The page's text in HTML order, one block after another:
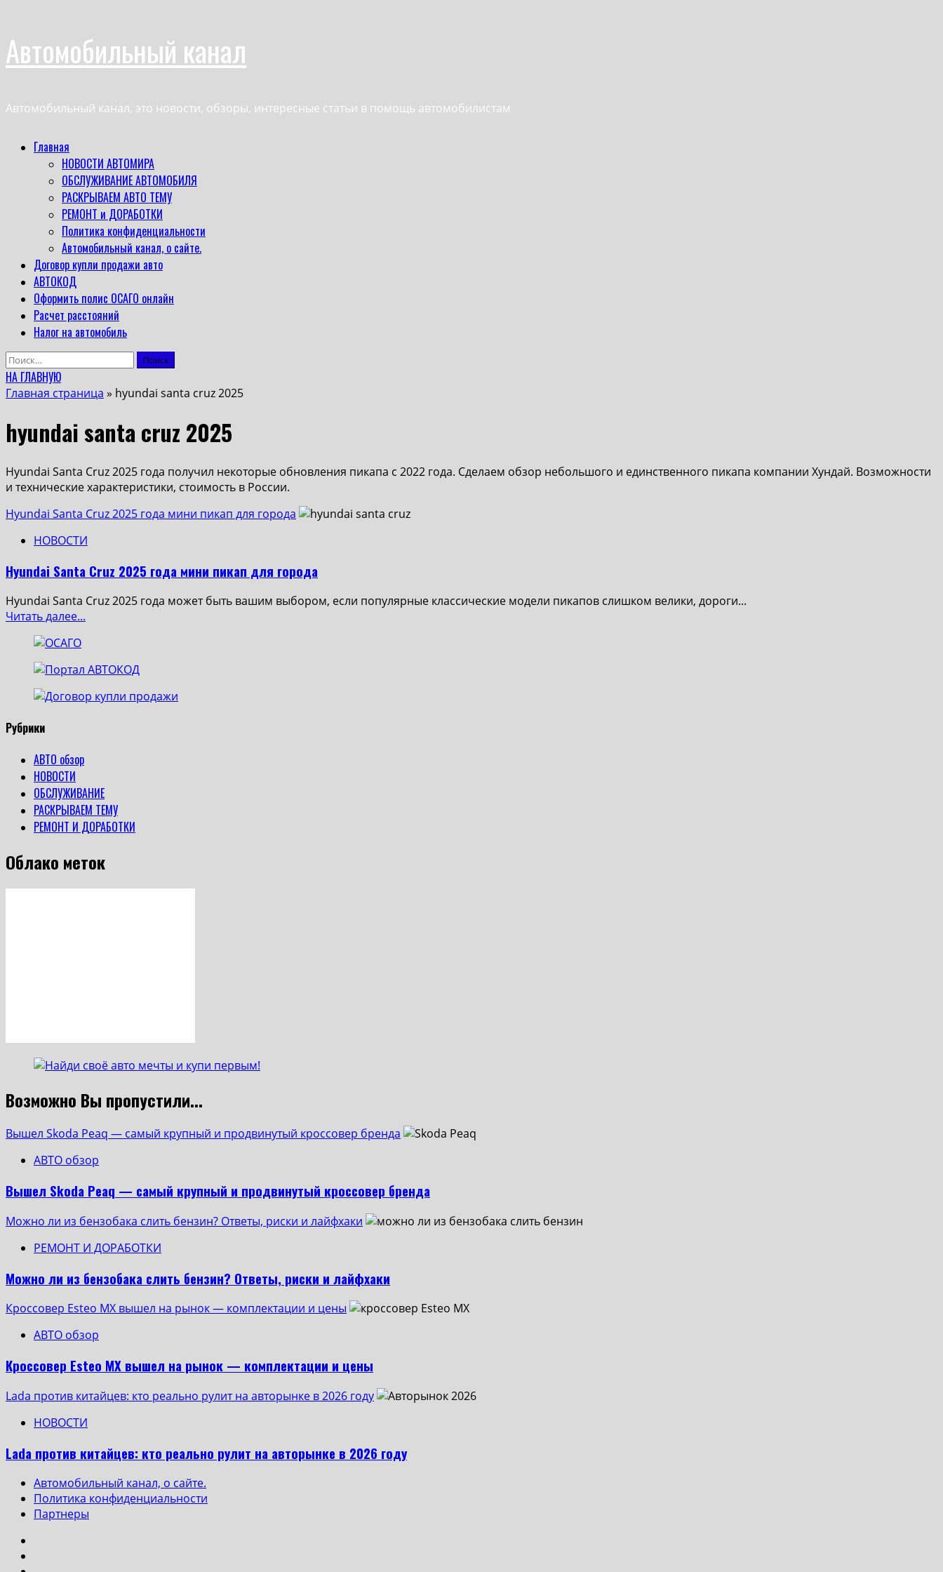
к
содержимому
Автомобильный канал
Автомобильный канал, это новости, обзоры, интересные статьи в помощь автомобилистам
Основное
Главная
НОВОСТИ АВТОМИРА
ОБСЛУЖИВАНИЕ АВТОМОБИЛЯ
РАСКРЫВАЕМ АВТО ТЕМУ
РЕМОНТ и ДОРАБОТКИ
Политика конфиденциальности
Автомобильный канал, о сайте.
Договор купли продажи авто
АВТОКОД
Оформить полис ОСАГО онлайн
Расчет расстояний
Налог на автомобиль
Найти:
НА ГЛАВНУЮ
Главная страница » hyundai santa cruz 2025
hyundai santa cruz 2025
Hyundai Santa Cruz 2025 года получил некоторые обновления пикапа с 2022 года. Сделаем обзор небольшого и единственного пикапа компании Хундай. Возможности
и технические характеристики, стоимость в России.
Hyundai Santa Cruz 2025 года мини пикап для города
НОВОСТИ
Hyundai Santa Cruz 2025 года мини пикап для города
Hyundai Santa Cruz 2025 года может быть вашим выбором, если популярные классические модели пикапов слишком велики, дороги...
Читать далее...
Hyundai
Santa
Cruz
2025
города
Рубрики
АВТО обзор
НОВОСТИ
ОБСЛУЖИВАНИЕ
РАСКРЫВАЕМ ТЕМУ
РЕМОНТ И ДОРАБОТКИ
Облако меток
Возможно Вы пропустили...
Вышел Skoda Peaq — самый крупный и продвинутый кроссовер бренда
АВТО обзор
Вышел Skoda Peaq — самый крупный и продвинутый кроссовер бренда
Можно ли из бензобака слить бензин? Ответы, риски и лайфхаки
РЕМОНТ И ДОРАБОТКИ
Можно ли из бензобака слить бензин? Ответы, риски и лайфхаки
Кроссовер Esteo MX вышел на рынок — комплектации и цены
АВТО обзор
Кроссовер Esteo MX вышел на рынок — комплектации и цены
Lada против китайцев: кто реально рулит на авторынке в 2026 году
НОВОСТИ
Lada против китайцев: кто реально рулит на авторынке в 2026 году
Автомобильный канал, о сайте.
Политика конфиденциальности
Партнеры